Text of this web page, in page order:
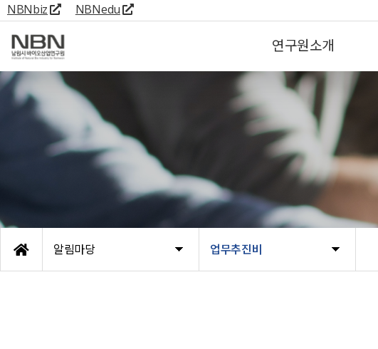
NBNbiz NBNedu
연구원소개
알림마당 업무추진비